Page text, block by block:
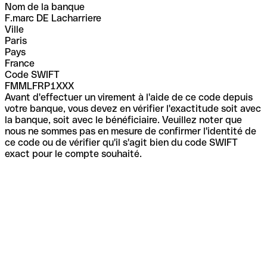
Nom de la banque
F.marc DE Lacharriere
Ville
Paris
Pays
France
Code SWIFT
FMMLFRP1XXX
Avant d'effectuer un virement à l'aide de ce code depuis
votre banque, vous devez en vérifier l'exactitude soit avec
la banque, soit avec le bénéficiaire. Veuillez noter que
nous ne sommes pas en mesure de confirmer l'identité de
ce code ou de vérifier qu'il s'agit bien du code SWIFT
exact pour le compte souhaité.